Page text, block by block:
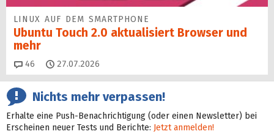
LINUX AUF DEM SMARTPHONE
Ubuntu Touch 2.0 aktualisiert Browser und
mehr
46 Kommentare
27.07.2026
Nichts mehr verpassen!
Erhalte eine Push-Benachrichtigung (oder einen Newsletter) bei
Erscheinen neuer Tests und Berichte: Jetzt anmelden!